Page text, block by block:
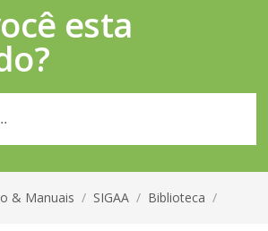
esta
& Manuais / SIGAA / Biblioteca /